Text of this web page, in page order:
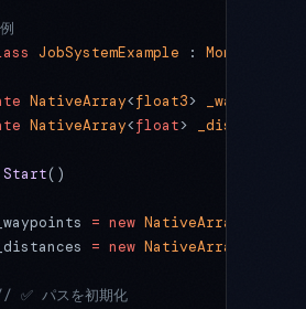
JobSystemExample :
NativeArray<float3> _waypoints
NativeArray<float> _distances
Start()
= new NativeArray
= new NativeArray
✅ パスを初期化